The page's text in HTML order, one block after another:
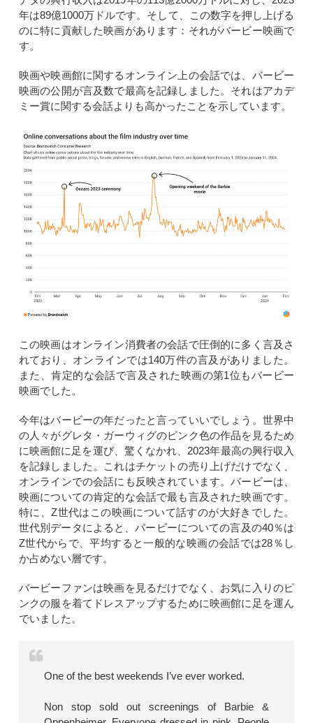
年は89億1000万ドルです。そして、この数字を押し上げる
のに特に貢献した映画があります：それがバービー映画で
す。
映画や映画館に関するオンライン上の会話では、バービー
映画の公開が言及数で最高を記録しました。それはアカデ
ミー賞に関する会話よりも高かったことを示しています。
この映画はオンライン消費者の会話で圧倒的に多く言及さ
れており、オンラインでは140万件の言及がありました。
また、肯定的な会話で言及された映画の第1位もバービー
映画でした。
今年はバービーの年だったと言っていいでしょう。世界中
の人々がグレタ・ガーウィグのピンク色の作品を見るため
に映画館に足を運び、驚くなかれ、2023年最高の興行収入
を記録しました。これはチケットの売り上げだけでなく、
オンラインでの会話にも反映されています。バービーは、
映画についての肯定的な会話で最も言及された映画です。
特に、Z世代はこの映画について話すのが大好きでした。
世代別データによると、バービーについての言及の40％は
Z世代からで、平均すると一般的な映画の会話では28％し
か占めない層です。
バービーファンは映画を見るだけでなく、お気に入りのピ
ンクの服を着てドレスアップするために映画館に足を運ん
でいました。
One of the best weekends I’ve ever worked.
Non stop sold out screenings of Barbie &